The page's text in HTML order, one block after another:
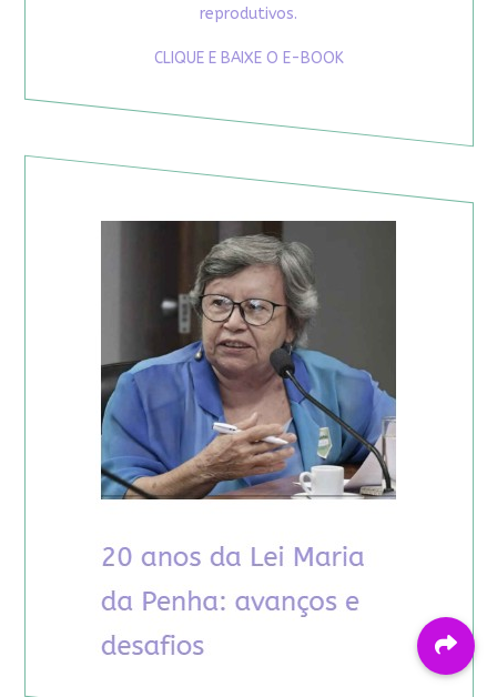
reprodutivos.
CLIQUE E BAIXE O E-BOOK